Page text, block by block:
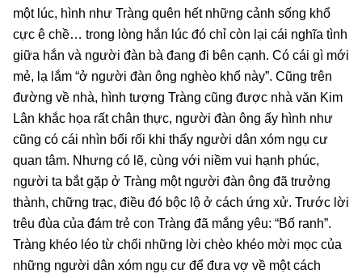
một lúc, hình như Tràng quên hết những cảnh sống khổ
cực ê chề… trong lòng hắn lúc đó chỉ còn lại cái nghĩa tình
giữa hắn và người đàn bà đang đi bên cạnh. Có cái gì mới
mẻ, lạ lắm “ở người đàn ông nghèo khổ này”. Cũng trên
đường về nhà, hình tượng Tràng cũng được nhà văn Kim
Lân khắc họa rất chân thực, người đàn ông ấy hình như
cũng có cái nhìn bối rối khi thấy người dân xóm ngụ cư
quan tâm. Nhưng có lẽ, cùng với niềm vui hạnh phúc,
người ta bắt gặp ở Tràng một người đàn ông đã trưởng
thành, chững trạc, điều đó bộc lộ ở cách ứng xử. Trước lời
trêu đùa của đám trẻ con Tràng đã mắng yêu: “Bố ranh”.
Tràng khéo léo từ chối những lời chèo khéo mời mọc của
những người dân xóm ngụ cư để đưa vợ về một cách